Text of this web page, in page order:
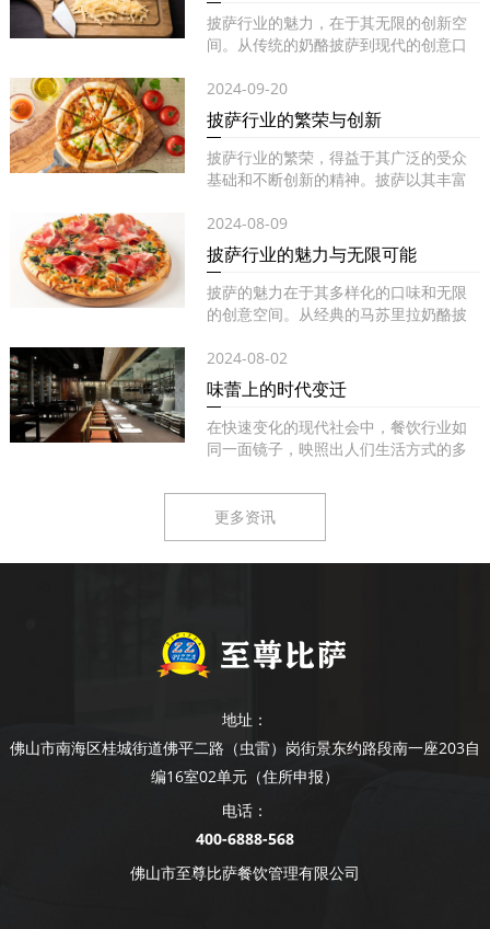
披萨行业的魅力，在于其无限的创新空
间。从传统的奶酪披萨到现代的创意口
2024-09-20
披萨行业的繁荣与创新
披萨行业的繁荣，得益于其广泛的受众
基础和不断创新的精神。披萨以其丰富
2024-08-09
披萨行业的魅力与无限可能
披萨的魅力在于其多样化的口味和无限
的创意空间。从经典的马苏里拉奶酪披
2024-08-02
味蕾上的时代变迁
在快速变化的现代社会中，餐饮行业如
同一面镜子，映照出人们生活方式的多
更多资讯
地址：
佛山市南海区桂城街道佛平二路（虫雷）岗街景东约路段南一座203自
编16室02单元（住所申报）
电话：
400-6888-568
佛山市至尊比萨餐饮管理有限公司